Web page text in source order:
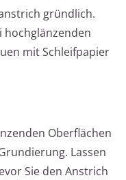
gründlich.
hochglänzenden
mit Schleifpapier
Oberflächen
Lassen
Sie den Anstrich